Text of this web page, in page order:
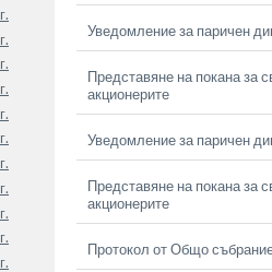
г.
г.
г.
г.
г.
г.
г.
г.
г.
г.
г.
Уведомление за паричен
Представяне на покана за
акционерите
Уведомление за паричен
Представяне на покана за
акционерите
Протокол от Общо